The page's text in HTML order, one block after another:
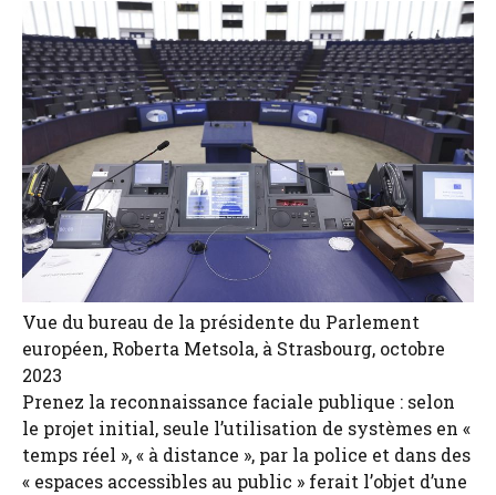
Vue du bureau de la présidente du Parlement
européen, Roberta Metsola, à Strasbourg, octobre
2023
Prenez la reconnaissance faciale publique : selon
le projet initial, seule l’utilisation de systèmes en «
temps réel », « à distance », par la police et dans des
« espaces accessibles au public » ferait l’objet d’une